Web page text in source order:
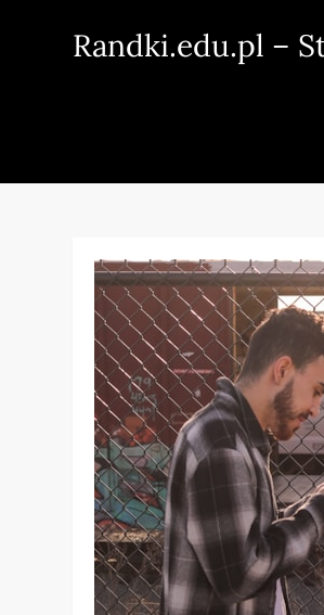
Randki.edu.pl –